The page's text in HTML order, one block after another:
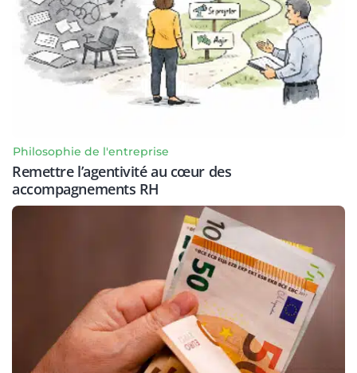
Philosophie de l'entreprise
Remettre l’agentivité au cœur des
accompagnements RH